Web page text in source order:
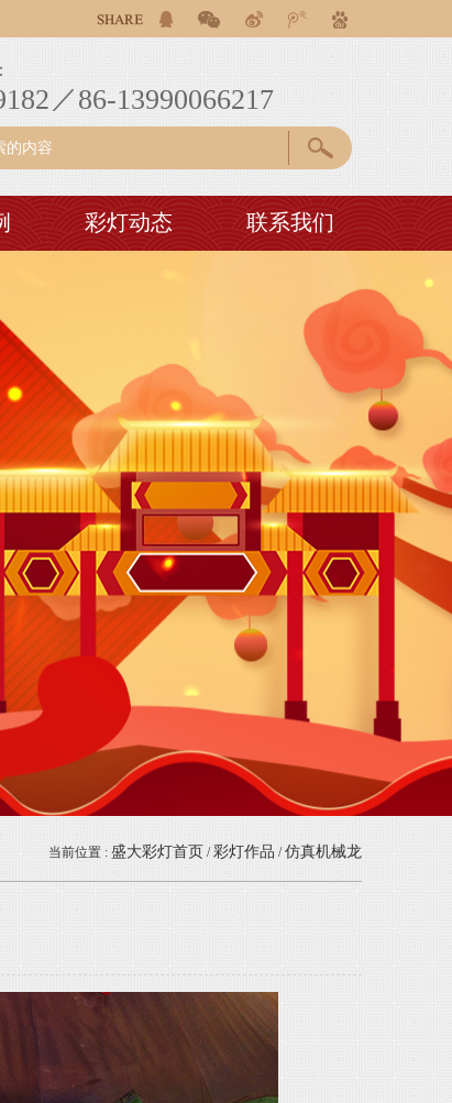
灯制作、巡游花车彩车彩船制作。为客户提供自贡
灯制作、巡游花车彩车彩船制作。为客户提供自贡
／86-13990066217
彩灯动态 联系我们
当前位置 : 盛大彩灯首页 / 彩灯作品 / 仿真机械龙